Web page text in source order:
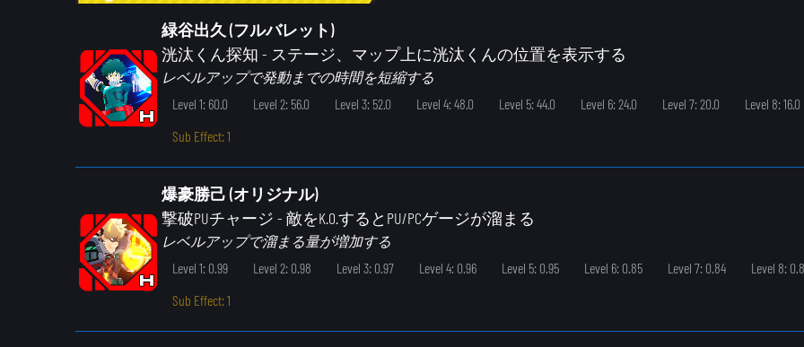
緑谷出久 (フルバレット)
洸汰くん探知 - ステージ、マップ上に洸汰くんの位置を表示する
レベルアップで発動までの時間を短縮する
Level 1: 60.0
Level 2: 56.0 Level 3: 52.0 Level 4: 48.0 Level 5: 44.0 Level 6: 24.0 Level 7: 20.0 Level 8: 16.0
Sub Effect: 1
爆豪勝己 (オリジナル)
撃破PUチャージ - 敵をK.O.するとPU/PCゲージが溜まる
レベルアップで溜まる量が増加する
Level 1: 0.99
Level 2: 0.98 Level 3: 0.97 Level 4: 0.96 Level 5: 0.95 Level 6: 0.85 Level 7: 0.84 Level 8:
Sub Effect: 1